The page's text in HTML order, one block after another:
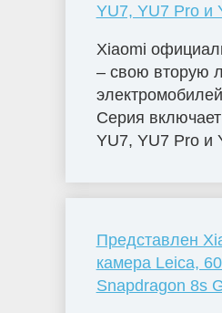
YU7, YU7 Pro и
Xiaomi
– свою вторую
Серия
YU7, YU7 Pro и
Представлен
камера Leica,
Snapdragon 8s